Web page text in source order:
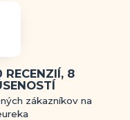
8
zákazníkov na